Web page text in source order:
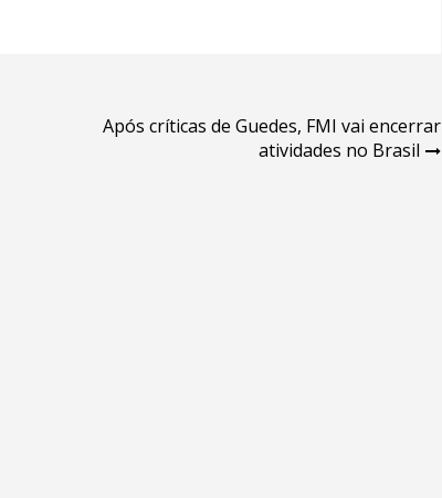
Após críticas de Guedes, FMI vai encerrar
atividades no Brasil